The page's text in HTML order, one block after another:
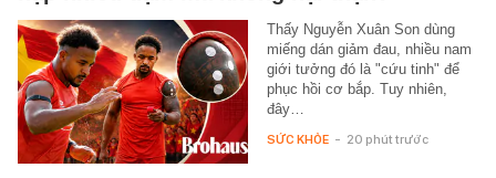
Thấy Nguyễn Xuân Son dùng
miếng dán giảm đau, nhiều nam
giới tưởng đó là "cứu tinh" để
phục hồi cơ bắp. Tuy nhiên,
đây…
SỨC KHỎE - 20 phút trước